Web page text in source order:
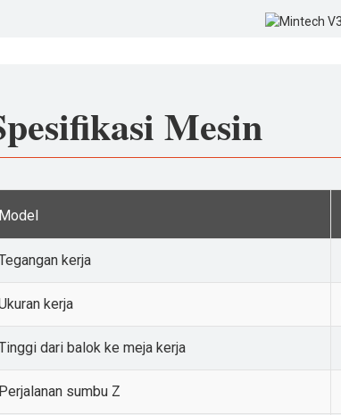
Mesin
Model
kerja
kerja
dari balok ke meja kerja
Perjalanan sumbu Z